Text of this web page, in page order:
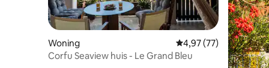
Woning Gemiddelde
4,97 (77)
Corfu Seaview huis - Le Grand Bleu